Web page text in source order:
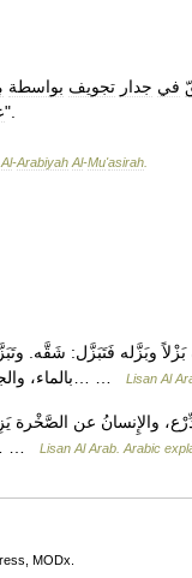
في جدار تجويف بواسطة
".
Al-Arabiyah Al-Mu'asirah
وبَزَّله فَتَبَزَّل: شَقَّه.
Lisan Al
والإِنسانُ عن الصَّخْرة يَزِلُّ
إِذا زَلَّ في طِين أَو مَنْطِق. وقال الفراء:
Lisan Al Arab. Arabic
MODx.